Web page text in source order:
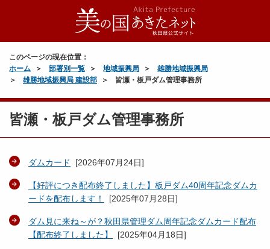
このページの現在位置：
ホーム
部署別一覧 地域振興局
雄勝地域振興局
雄勝地域振興局 建設部
皆瀬・板戸ダム管理事務所
皆瀬・板戸ダム管理事務所
ダムカード [2026年07月24日]
【好評につき配布終了しました】板戸ダム40周年記念ダムカ
ードを配布します！
[2025年07月28日]
ダム見に来ね～が？秋田県管理ダム周年記念ダムカード配布
【配布終了しました】
[2025年04月18日]